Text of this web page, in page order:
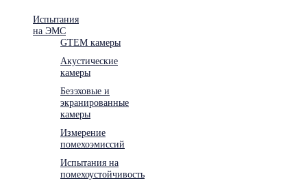
Испытания
на ЭМС
GTEM камеры
Акустические
камеры
Безэховые и
экранированные
камеры
Измерение
помехоэмиссий
Испытания на
помехоустойчивость